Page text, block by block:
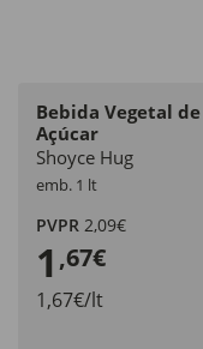
Bebida Vegetal
Açúcar
Shoyce Hug
emb. 1 lt
PVPR 2,09€
1 ,67€
1,67€/lt